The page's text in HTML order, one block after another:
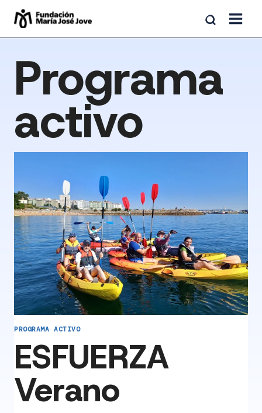
Saltar
contenido
Programa
activo
PROGRAMA ACTIVO
ESFUERZA
Verano